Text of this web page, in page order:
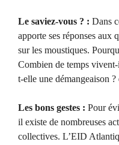
Le saviez-vous ? : Dans
apporte ses réponses aux
sur les moustiques.
Combien de temps
t-elle une démangeaison ?
Les bons gestes : Pour
il existe de nombreuses
collectives. L’EID